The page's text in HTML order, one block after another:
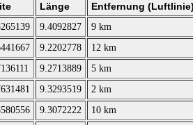
Länge Entfernung
9.4092827
9 km
9.2202778
12 km
9.2713889
5 km
9.3293519
2 km
9.3072222
10 km